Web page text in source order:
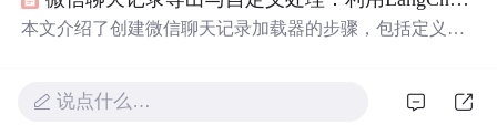
景及实践建议。
本文介绍了创建微信聊天记录加载器的步骤，包括定义聊
决方案，如格式问题和API访问限制，最后给出进一步学
说点什么…